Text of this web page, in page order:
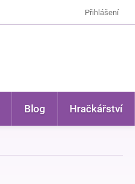
Přihlášení
Blog Hračkářství